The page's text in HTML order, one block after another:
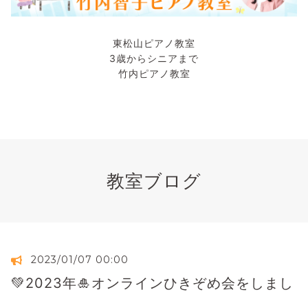
東松山ピアノ教室
3歳からシニアまで
竹内ピアノ教室
教室ブログ
2023/01/07 00:00
💚2023年🎍オンラインひきぞめ会をしまし